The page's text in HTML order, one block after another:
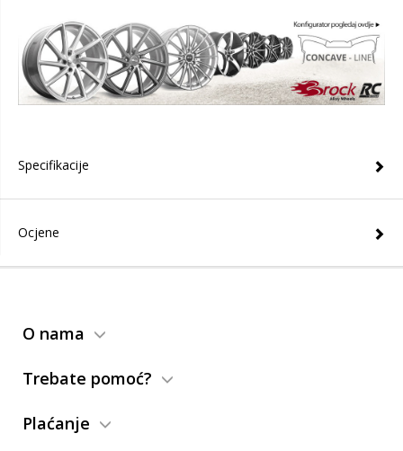
Specifikacije
Ocjene
O nama
Trebate pomoć?
Plaćanje